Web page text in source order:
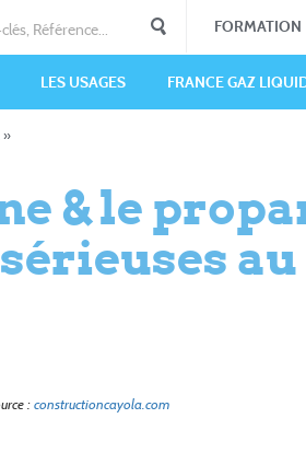
FORMATION
LES USAGES FRANCE GAZ
»
& le
: constructioncayola.com